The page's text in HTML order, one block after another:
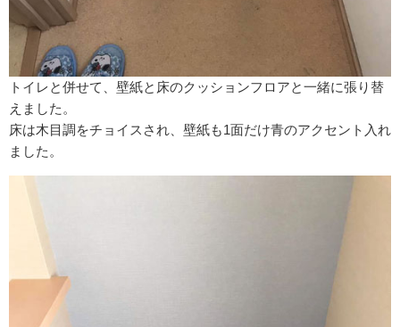
トイレと併せて、壁紙と床のクッションフロアと一緒に張り替
えました。
床は木目調をチョイスされ、壁紙も1面だけ青のアクセント入れ
ました。